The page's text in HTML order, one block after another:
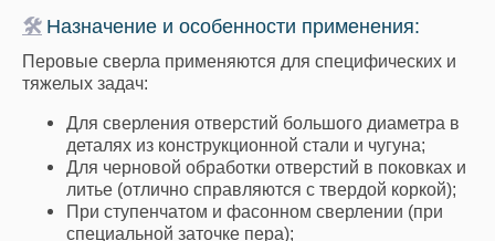
🛠 Назначение и особенности применения:
Перовые сверла применяются для специфических и
тяжелых задач:
Для сверления отверстий большого диаметра в
деталях из конструкционной стали и чугуна;
Для черновой обработки отверстий в поковках и
литье (отлично справляются с твердой коркой);
При ступенчатом и фасонном сверлении (при
специальной заточке пера);